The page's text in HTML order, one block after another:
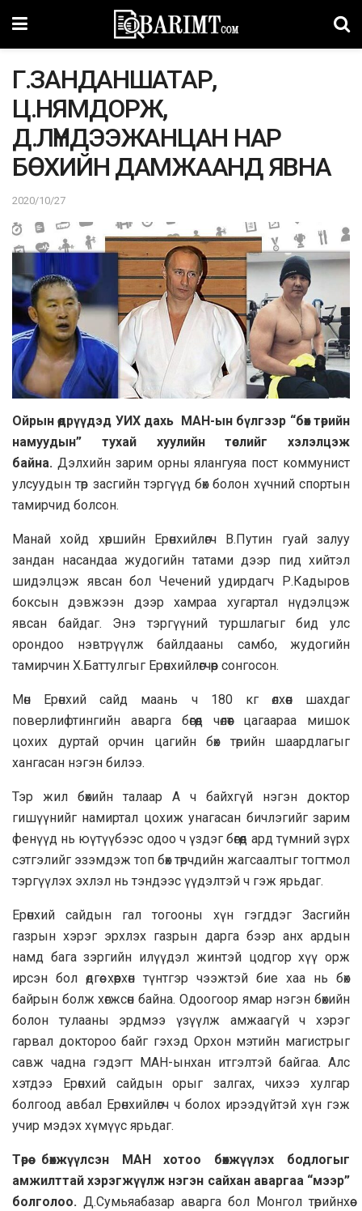
Г.ЗАНДАНШАТАР,
Ц.НЯМДОРЖ,
Д.ЛҮНДЭЭЖАНЦАН НАР
БӨХИЙН ДАМЖААНД ЯВНА
2020/10/27
Oйрын өдрүүдэд УИХ дахь МАН-ын бүлгээр “бөх төрийн
намуудын” тухай хуулийн төслийг хэлэлцэж
байна. Дэлхийн зарим орны ялангуяа пост коммунист
улсуудын төр засгийн тэргүүд бөх болон хүчний спортын
тамирчид болсон.
Манай хойд хөршийн Ерөнхийлөгч В.Путин гуай залуу
зандан насандаа жудогийн татами дээр пид хийтэл
шидэлцэж явсан бол Чечений удирдагч Р.Кадыров
боксын дэвжээн дээр хамраа хугартал нүдэлцэж
явсан байдаг. Энэ тэргүүний туршлагыг бид улс
орондоо нэвтрүүлж байлдааны самбо, жудогийн
тамирчин Х.Баттулгыг Ерөнхийлөгчөөр сонгосон.
Мөн Ерөнхий сайд маань ч 180 кг өлхөөн шахдаг
поверлифтингийн аварга бөгөөд чөлөөт цагаараа мишок
цохих дуртай орчин цагийн бөх төрийн шаардлагыг
хангасан нэгэн билээ.
Тэр жил бөхийн талаар А ч байхгүй нэгэн доктор
гишүүнийг намиртал цохиж унагасан бичлэгийг зарим
фенүүд нь юүтүүбээс одоо ч үздэг бөгөөд ард түмний зүрх
сэтгэлийг эзэмдэж топ бөх төрчдийн жагсаалтыг тогтмол
тэргүүлэх эхлэл нь тэндээс үүдэлтэй ч гэж ярьдаг.
Ерөнхий сайдын гал тогооны хүн гэгддэг Засгийн
газрын хэрэг эрхлэх газрын дарга бээр анх ардын
намд бага зэргийн илүүдэл жинтэй цодгор хүү орж
ирсэн бол өдгөө хөөрхөн түнтгэр чээжтэй бие хаа нь бөх
байрын болж хөгжсөн байна. Одоогоор ямар нэгэн бөхийн
болон тулааны эрдмээ үзүүлж амжаагүй ч хэрэг
гарвал доктороо байг гэхэд Орхон мэтийн магистрыг
савж чадна гэдэгт МАН-ынхан итгэлтэй байгаа. Алс
хэтдээ Ерөнхий сайдын орыг залгах, чихээ хулгар
болгоод авбал Ерөнхийлөгч ч болох ирээдүйтэй хүн гэж
учир мэдэх хүмүүс ярьдаг.
Төрөө бөхжүүлсэн МАН хотоо бөхжүүлэх бодлогыг
амжилттай хэрэгжүүлж нэгэн сайхан аваргаа “мээр”
болголоо. Д.Сумьяабазар аварга бол Монгол төрийнхөө